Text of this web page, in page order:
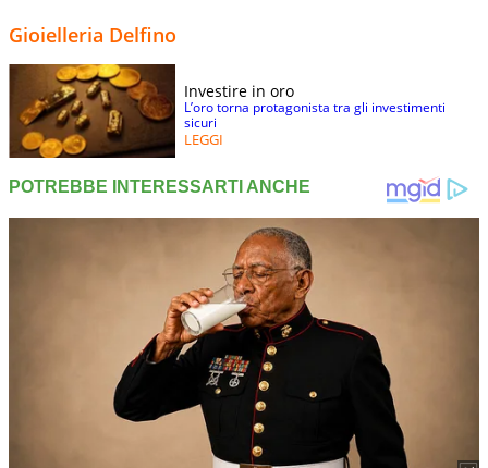
Gioielleria Delfino
Investire in oro
L’oro torna protagonista tra gli investimenti
sicuri
LEGGI